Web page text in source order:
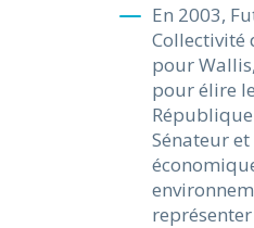
En 2003,
Collectivité
pour
pour élire
Sénateur